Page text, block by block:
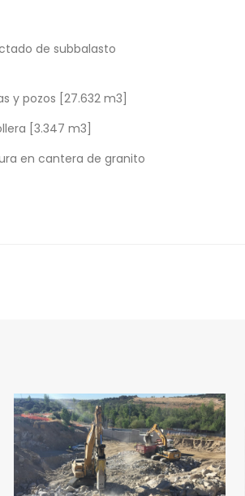
de subbalasto
y pozos [27.632 m3]
[3.347 m3]
en cantera de granito